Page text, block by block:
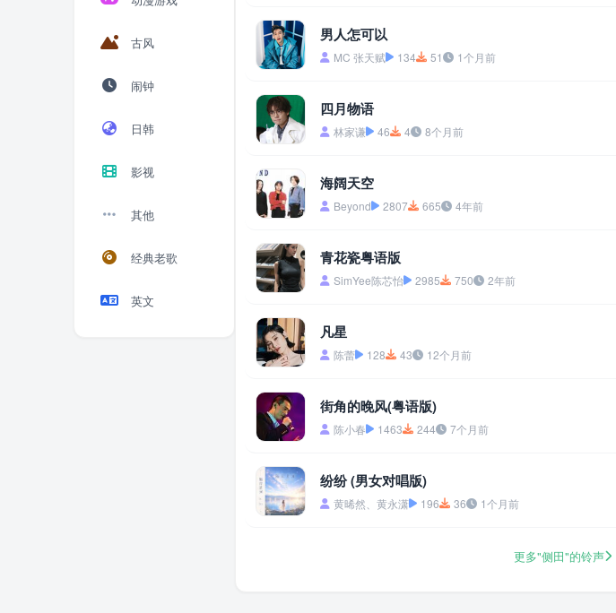
古风
闹钟
日韩
影视
其他
经典老歌
英文
男人怎可以
MC 张天赋 134 51 1个月前
四月物语
林家谦 46 4 8个月前
海阔天空
Beyond 2807 665 4年前
青花瓷粤语版
SimYee陈芯怡 2985 750 2年前
凡星
陈蕾 128 43 12个月前
街角的晚风(粤语版)
陈小春 1463 244 7个月前
纷纷 (男女对唱版)
黄晞然、黄永潇 196 36 1个月前
更多"侧田"的铃声